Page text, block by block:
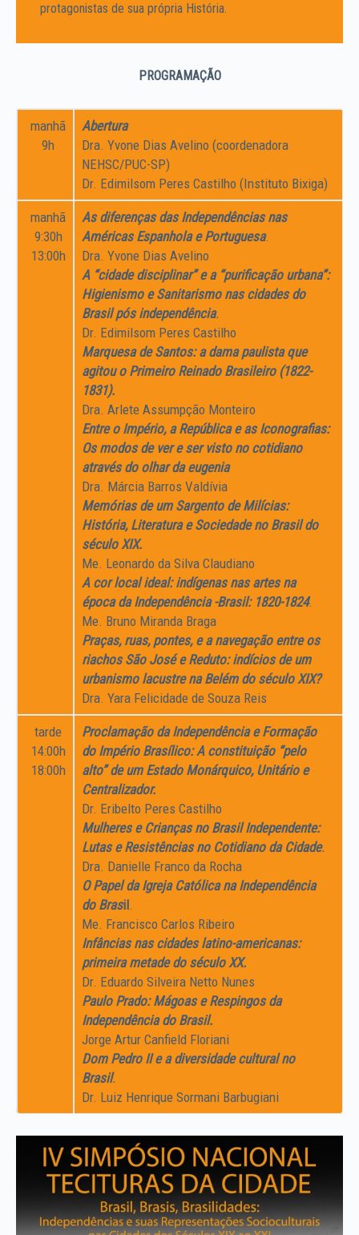
protagonistas de sua própria História.
PROGRAMAÇÃO
manhã
9h
Abertura
Dra. Yvone Dias Avelino (coordenadora
NEHSC/PUC-SP)
Dr. Edimilsom Peres Castilho (Instituto Bixiga)
manhã
9:30h
13:00h
As diferenças das Independências nas
Américas Espanhola e Portuguesa.
Dra. Yvone Dias Avelino
A “cidade disciplinar” e a “purificação urbana”:
Higienismo e Sanitarismo nas cidades do
Brasil pós independência.
Dr. Edimilsom Peres Castilho
Marquesa de Santos: a dama paulista que
agitou o Primeiro Reinado Brasileiro (1822-
1831).
Dra. Arlete Assumpção Monteiro
Entre o Império, a República e as Iconografias:
Os modos de ver e ser visto no cotidiano
através do olhar da eugenia
Dra. Márcia Barros Valdívia
Memórias de um Sargento de Milícias:
História, Literatura e Sociedade no Brasil do
século XIX.
Me. Leonardo da Silva Claudiano
A cor local ideal: indígenas nas artes na
época da Independência -Brasil: 1820-1824.
Me. Bruno Miranda Braga
Praças, ruas, pontes, e a navegação entre os
riachos São José e Reduto: indícios de um
urbanismo lacustre na Belém do século XIX?
Dra. Yara Felicidade de Souza Reis
tarde
14:00h
18:00h
Proclamação da Independência e Formação
do Império Brasílico: A constituição “pelo
alto” de um Estado Monárquico, Unitário e
Centralizador.
Dr. Eribelto Peres Castilho
Mulheres e Crianças no Brasil Independente:
Lutas e Resistências no Cotidiano da Cidade.
Dra. Danielle Franco da Rocha
O Papel da Igreja Católica na Independência
do Brasil.
Me. Francisco Carlos Ribeiro
Infâncias nas cidades latino-americanas:
primeira metade do século XX.
Dr. Eduardo Silveira Netto Nunes
Paulo Prado: Mágoas e Respingos da
Independência do Brasil.
Jorge Artur Canfield Floriani
Dom Pedro II e a diversidade cultural no
Brasil.
Dr. Luiz Henrique Sormani Barbugiani